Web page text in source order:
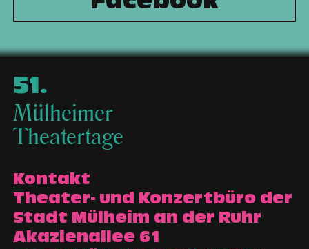
51.
Mülheimer
Theatertage
Kontakt
Theater- und Konzertbüro der
Stadt Mülheim an der Ruhr
Akazienallee 61